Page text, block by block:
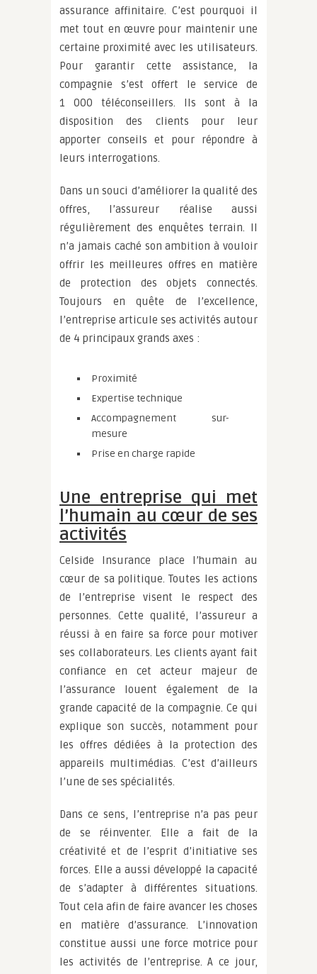
assurance affinitaire. C’est pourquoi il
met tout en œuvre pour maintenir une
certaine proximité avec les utilisateurs.
Pour garantir cette assistance, la
compagnie s’est offert le service de
1 000 téléconseillers. Ils sont à la
disposition des clients pour leur
apporter conseils et pour répondre à
leurs interrogations.
Dans un souci d’améliorer la qualité des
offres, l’assureur réalise aussi
régulièrement des enquêtes terrain. Il
n’a jamais caché son ambition à vouloir
offrir les meilleures offres en matière
de protection des objets connectés.
Toujours en quête de l’excellence,
l’entreprise articule ses activités autour
de 4 principaux grands axes :
Proximité
Expertise technique
Accompagnement sur-
mesure
Prise en charge rapide
Une entreprise qui met
l’humain au cœur de ses
activités
Celside Insurance place l’humain au
cœur de sa politique. Toutes les actions
de l’entreprise visent le respect des
personnes. Cette qualité, l’assureur a
réussi à en faire sa force pour motiver
ses collaborateurs. Les clients ayant fait
confiance en cet acteur majeur de
l’assurance louent également de la
grande capacité de la compagnie. Ce qui
explique son succès, notamment pour
les offres dédiées à la protection des
appareils multimédias. C’est d’ailleurs
l’une de ses spécialités.
Dans ce sens, l’entreprise n’a pas peur
de se réinventer. Elle a fait de la
créativité et de l’esprit d’initiative ses
forces. Elle a aussi développé la capacité
de s’adapter à différentes situations.
Tout cela afin de faire avancer les choses
en matière d’assurance. L’innovation
constitue aussi une force motrice pour
les activités de l’entreprise. A ce jour,